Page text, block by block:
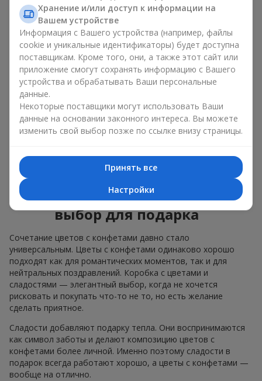
Длякорпоративного мероприятияподойдёт
премиальный подарок: здесь коробка с цветами и
сладостями дополняется изысканными каллами,
герберамиилиорхидеямии элитными сладостями;
Нежные букеты изэустомы, тюльпановили
альстромериихорошо сочетаются с конфетами
Merci, поддерживая нежную подачу и лёгкое
настроение — как
ребёнка или ко Дню всех влюблённых.
Мы поможем вам подобрать лучшее сочетание цветочного
микса и сладостей под ваш повод и оформим подарок —
Коробка с цветами и
сладостями — ваш лучший
выбор для подарка
Сочетание цветов с конфетами давно стало
универсальным. Цветы с конфетами одинаково хорошо
подходят как для романтических моментов, так и для
нейтральных поздравлений. Коробка с цветами и
сладостями — элегантный выбор, когда не хочется
рисковать и покупать что-то не то, но есть желание
сделать приятное.
Сладости добавляют подарку тепла. Они воспринимаются
как символ заботы и делают композицию цветов с
конфетами более личной. Именно поэтому сладости в
подарок всегда работают хорошо, а цветы с конфетами —
вообще на отлично.
Хранение и/или доступ к информации на
Вашем устройстве
Информация с Вашего устройства (например, файлы
cookie и уникальные идентификаторы) будет доступна
поставщикам. Кроме того, они, а также этот сайт или
приложение смогут сохранять информацию с Вашего
устройства и обрабатывать Ваши персональные
данные.
Некоторые поставщики могут использовать Ваши
данные на основании законного интереса. Вы можете
изменить свой выбор позже по ссылке внизу страницы.
Принять все
Настройки